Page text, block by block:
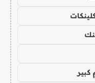
كبير